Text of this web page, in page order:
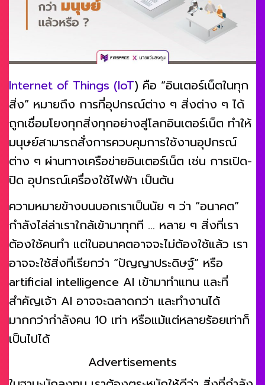
Internet of Things (IoT) คือ “อินเตอร์เน็ตในทุก
สิ่ง” หมายถึง การที่อุปกรณ์ต่าง ๆ สิ่งต่าง ๆ ได้
ถูกเชื่อมโยงทุกสิ่งทุกอย่างสู่โลกอินเตอร์เน็ต ทำให้
มนุษย์สามารถสั่งการควบคุมการใช้งานอุปกรณ์
ต่าง ๆ ผ่านทางเครือข่ายอินเตอร์เน็ต เช่น การเปิด-
ปิด อุปกรณ์เครื่องใช้ไฟฟ้า เป็นต้น
ความหมายข้างบนบอกเราเป็นนัย ๆ ว่า “อนาคต”
กำลังไล่ล่าเราใกล้เข้ามาทุกที … หลาย ๆ สิ่งที่เรา
ต้องใช้คนทำ แต่ในอนาคตอาจจะไม่ต้องใช้แล้ว เรา
อาจจะใช้สิ่งที่เรียกว่า “ปัญญาประดิษฐ์” หรือ
artificial intelligence AI เข้ามาทำแทน และที่
สำคัญเจ้า AI อาจจะฉลาดกว่า และทำงานได้
มากกว่ากำลังคน 10 เท่า หรือแม้แต่หลายร้อยเท่าก็
เป็นไปได้
Advertisements